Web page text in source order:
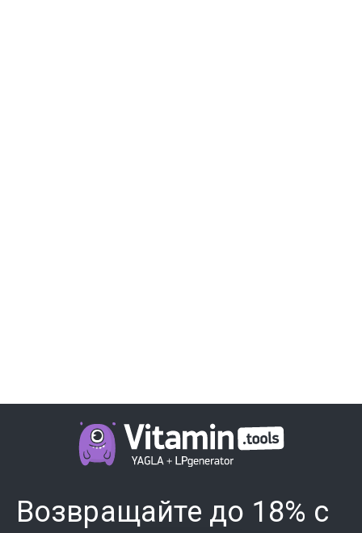
Возвращайте до 18% с